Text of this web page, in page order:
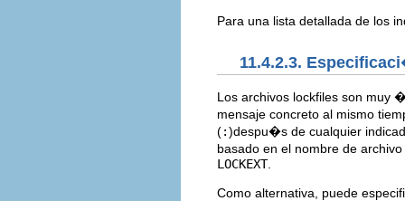
Para una lista detallada de los
11.4.2.3.
Los archivos lockfiles son muy
mensaje concreto al mismo
(:)despu�s de cualquier
basado en el nombre de
LOCKEXT.
Como alternativa, puede